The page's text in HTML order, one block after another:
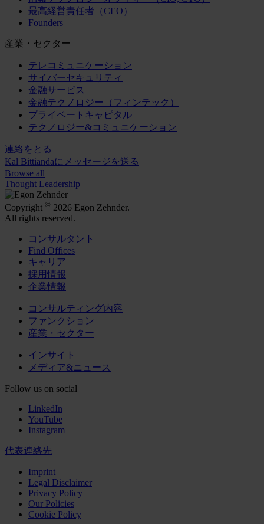
最高経営責任者（CEO）
Founders
産業・セクター
テレコミュニケーション
サイバーセキュリティ
金融サービス
金融テクノロジー（フィンテック）
プライベートキャピタル
テクノロジー&コミュニケーション
連絡をとる
Kal Bittiandaにメッセージを送る
Browse all
Thought Leadership
Copyright © 2026 Egon Zehnder.
All rights reserved.
コンサルタント
Find Offices
キャリア
採用情報
企業情報
コンサルティング内容
ファンクション
産業・セクター
インサイト
メディア&ニュース
Follow us on social
LinkedIn
YouTube
Instagram
代表連絡先
Imprint
Legal Disclaimer
Privacy Policy
Our Policies
Cookie Policy